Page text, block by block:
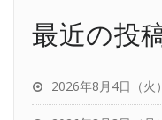
最近の投
2026年8月4日（火